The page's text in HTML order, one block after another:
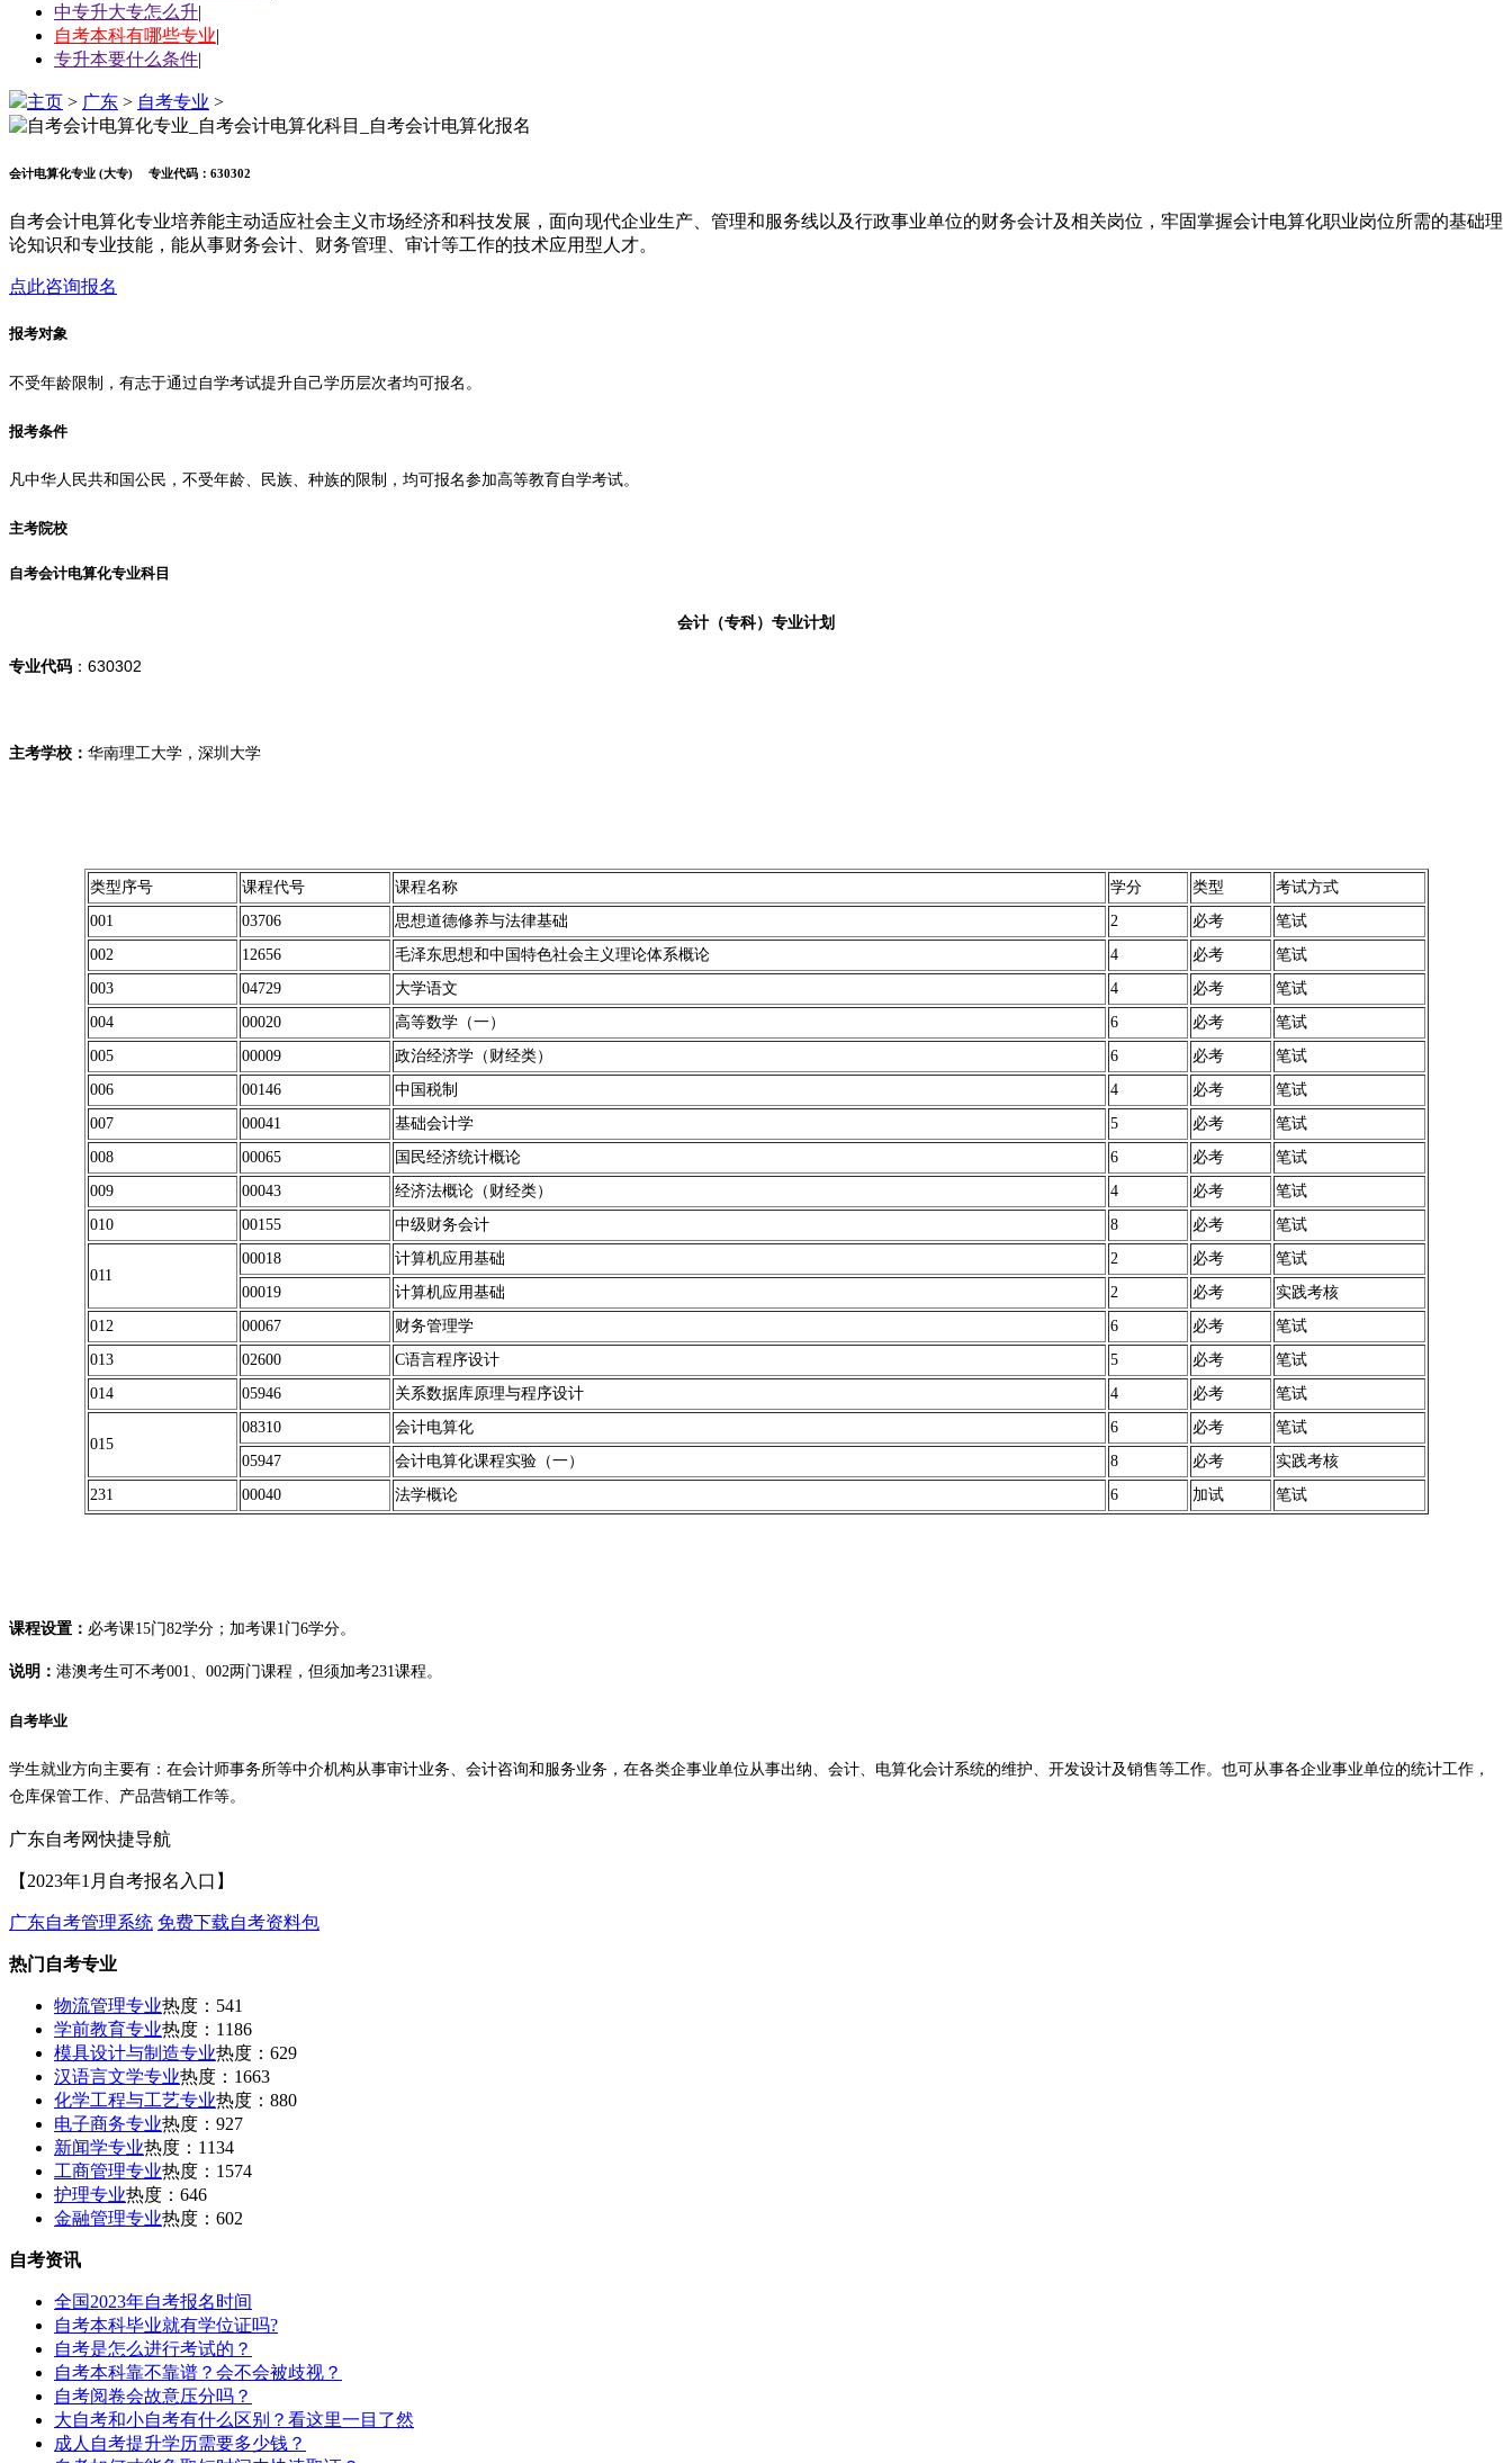
中专升大专怎么升|
自考本科有哪些专业|
专升本要什么条件|
主页 > 广东 > 自考专业 >
会计电算化专业 (大专) 专业代码：630302
自考会计电算化专业培养能主动适应社会主义市场经济和科技发展，面向现代企业生产、管理和服务线以及行政事业单位的财务会计及相关岗位，牢固掌握会计电算化职业岗位所需的基础理
论知识和专业技能，能从事财务会计、财务管理、审计等工作的技术应用型人才。
点此咨询报名
报考对象
不受年龄限制，有志于通过自学考试提升自己学历层次者均可报名。
报考条件
凡中华人民共和国公民，不受年龄、民族、种族的限制，均可报名参加高等教育自学考试。
主考院校
自考会计电算化专业科目
会计 （专科）专业计划
专业代码 ： 630302
主考学校： 华南理工大学， 深圳大学
类型序号 课程代号 课程名称 学分 类型
考试方式
001
03706 思想道德修养与法律基础 2 必考
笔试
002
12656 毛泽东思想和中国特色社会主义理论体系概论 4 必考
笔试
003
04729 大学语文 4 必考
笔试
004
00020 高等数学（一） 6 必考
笔试
005
00009 政治经济学（财经类） 6 必考
笔试
006
00146 中国税制 4 必考
笔试
007
00041 基础会计学 5 必考
笔试
008
00065 国民经济统计概论 6 必考
笔试
009
00043 经济法概论（财经类） 4 必考
笔试
010
00155 中级财务会计 8 必考 笔试
011
00018 计算机应用基础 2 必考
笔试
00019
计算机应用基础 2 必考
实践考核
012
00067 财务管理学 6 必考
笔试
013
02600 C语言程序设计 5 必考
笔试
014
05946 关系数据库原理与程序设计 4 必考 笔试
015
08310 会计电算化 6 必考
笔试
05947
会计电算化课程实验（一） 8 必考
实践考核
231
00040 法学概论 6 加试 笔试
课程设置： 必考课15门82学分；加考课1门6学分。
说明： 港澳考生可不考001、002两门课程，但须加考231课程。
自考毕业
学生就业方向主要有：在会计师事务所等中介机构从事审计业务、会计咨询和服务业务，在各类企事业单位从事出纳、会计、电算化会计系统的维护、开发设计及销售等工作。也可从事各企业事业单位的统计工作，
仓库保管工作、产品营销工作等。
广东自考网快捷导航
【2023年1月自考报名入口】
广东自考管理系统 免费下载自考资料包
热门自考专业
物流管理专业热度：541
学前教育专业热度：1186
模具设计与制造专业热度：629
汉语言文学专业热度：1663
化学工程与工艺专业热度：880
电子商务专业热度：927
新闻学专业热度：1134
工商管理专业热度：1574
护理专业热度：646
金融管理专业热度：602
自考资讯
全国2023年自考报名时间
自考本科毕业就有学位证吗?
自考是怎么进行考试的？
自考本科靠不靠谱？会不会被歧视？
自考阅卷会故意压分吗？
大自考和小自考有什么区别？看这里一目了然
成人自考提升学历需要多少钱？